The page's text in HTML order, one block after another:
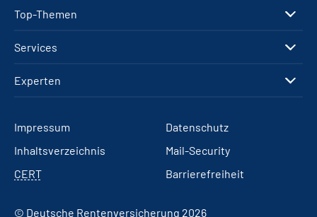
Top-Themen
Services
Experten
Impressum
Datenschutz
Inhaltsverzeichnis
Mail-Security
CERT
Barrierefreiheit
© Deutsche Rentenversicherung 2026